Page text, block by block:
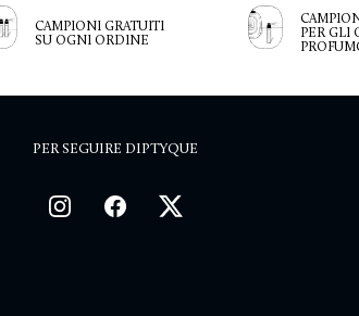
CAMPIONI GRATUITI
SU OGNI ORDINE
PER GLI
PER SEGUIRE DIPTYQUE